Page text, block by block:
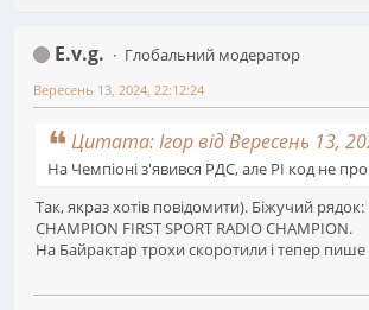
E.v.g.
Глобальний модератор
Вересень 13, 2024, 22:12:24
Цитата: Ігор від Вересень 13,
На Чемпіоні з'явився РДС, але РІ код не
Так, якраз хотів повідомити). Біжучий рядок:
CHAMPION FIRST SPORT RADIO CHAMPION.
На Байрактар трохи скоротили і тепер пише